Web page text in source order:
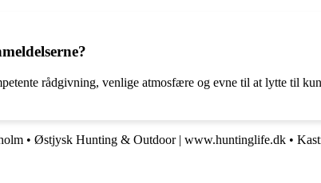
rådgivning, venlige atmosfære og evne til at lytte til
• Østjysk Hunting & Outdoor | www.huntinglife.dk •